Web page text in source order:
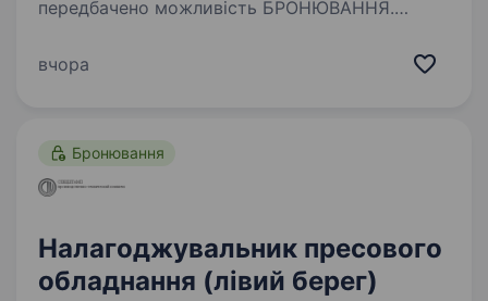
передбачено можливість БРОНЮВАННЯ.
компанія з європейською корпоративною
вчора
Бронювання
Налагоджувальник пресового
обладнання (лівий берег)